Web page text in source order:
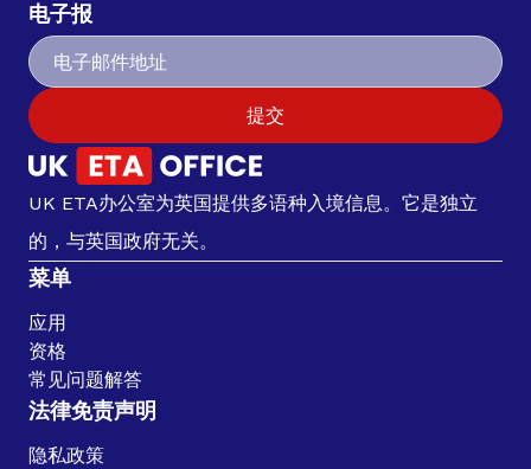
电子报
提交
UK ETA办公室为英国提供多语种入境信息。它是独立
的，与英国政府无关。
菜单
应用
资格
常见问题解答
法律免责声明
隐私政策